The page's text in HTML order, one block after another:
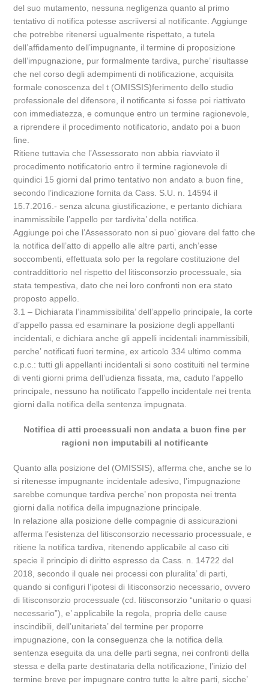
del suo mutamento, nessuna negligenza quanto al primo
tentativo di notifica potesse ascriiversi al notificante. Aggiunge
che potrebbe ritenersi ugualmente rispettato, a tutela
dell’affidamento dell’impugnante, il termine di proposizione
dell’impugnazione, pur formalmente tardiva, purche’ risultasse
che nel corso degli adempimenti di notificazione, acquisita
formale conoscenza del t (OMISSIS)ferimento dello studio
professionale del difensore, il notificante si fosse poi riattivato
con immediatezza, e comunque entro un termine ragionevole,
a riprendere il procedimento notificatorio, andato poi a buon
fine.
Ritiene tuttavia che l’Assessorato non abbia riavviato il
procedimento notificatorio entro il termine ragionevole di
quindici 15 giorni dal primo tentativo non andato a buon fine,
secondo l’indicazione fornita da Cass. S.U. n. 14594 il
15.7.2016.- senza alcuna giustificazione, e pertanto dichiara
inammissibile l’appello per tardivita’ della notifica.
Aggiunge poi che l’Assessorato non si puo’ giovare del fatto che
la notifica dell’atto di appello alle altre parti, anch’esse
soccombenti, effettuata solo per la regolare costituzione del
contraddittorio nel rispetto del litisconsorzio processuale, sia
stata tempestiva, dato che nei loro confronti non era stato
proposto appello.
3.1 – Dichiarata l’inammissibilita’ dell’appello principale, la corte
d’appello passa ed esaminare la posizione degli appellanti
incidentali, e dichiara anche gli appelli incidentali inammissibili,
perche’ notificati fuori termine, ex articolo 334 ultimo comma
c.p.c.: tutti gli appellanti incidentali si sono costituiti nel termine
di venti giorni prima dell’udienza fissata, ma, caduto l’appello
principale, nessuno ha notificato l’appello incidentale nei trenta
giorni dalla notifica della sentenza impugnata.
Notifica di atti processuali non andata a buon fine per
ragioni non imputabili al notificante
Quanto alla posizione del (OMISSIS), afferma che, anche se lo
si ritenesse impugnante incidentale adesivo, l’impugnazione
sarebbe comunque tardiva perche’ non proposta nei trenta
giorni dalla notifica della impugnazione principale.
In relazione alla posizione delle compagnie di assicurazioni
afferma l’esistenza del litisconsorzio necessario processuale, e
ritiene la notifica tardiva, ritenendo applicabile al caso citi
specie il principio di diritto espresso da Cass. n. 14722 del
2018, secondo il quale nei processi con pluralita’ di parti,
quando si configuri l’ipotesi di litisconsorzio necessario, ovvero
di litisconsorzio processuale (cd. litisconsorzio “unitario o quasi
necessario”), e’ applicabile la regola, propria delle cause
inscindibili, dell’unitarieta’ del termine per proporre
impugnazione, con la conseguenza che la notifica della
sentenza eseguita da una delle parti segna, nei confronti della
stessa e della parte destinataria della notificazione, l’inizio del
termine breve per impugnare contro tutte le altre parti, sicche’